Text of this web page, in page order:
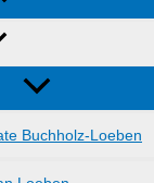
Buchholz-Loeben